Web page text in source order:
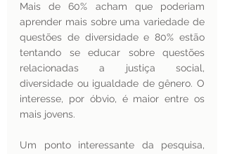
Mais de 60% acham que poderiam
aprender mais sobre uma variedade de
questões de diversidade e 80% estão
tentando se educar sobre questões
relacionadas a justiça social,
diversidade ou igualdade de gênero. O
interesse, por óbvio, é maior entre os
mais jovens.
Um ponto interessante da pesquisa,